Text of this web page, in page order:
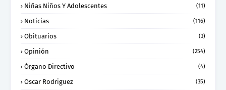
Niñas Niños Y Adolescentes (11)
Noticias (116)
Obituarios (3)
Opinión (254)
Órgano Directivo (4)
Oscar Rodriguez (35)